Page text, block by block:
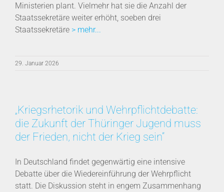
Ministerien plant. Vielmehr hat sie die Anzahl der
Staatssekretäre weiter erhöht, soeben drei
Staatssekretäre > mehr...
29. Januar 2026
„Kriegsrhetorik und Wehrpflichtdebatte:
die Zukunft der Thüringer Jugend muss
der Frieden, nicht der Krieg sein“
In Deutschland findet gegenwärtig eine intensive
Debatte über die Wiedereinführung der Wehrpflicht
statt. Die Diskussion steht in engem Zusammenhang